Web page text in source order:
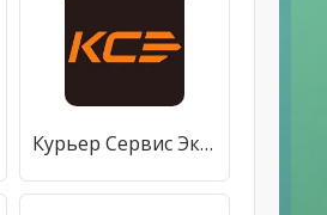
Курьер Сервис Экспресс